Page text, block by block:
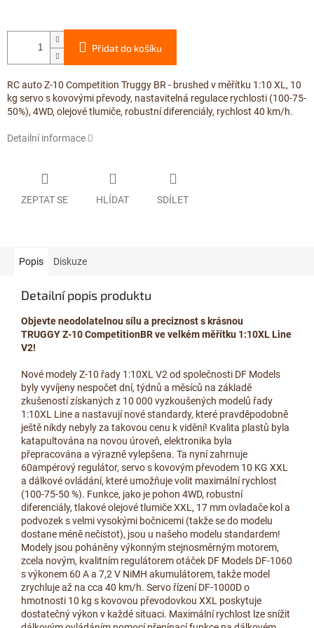
Přidat do košíku
RC auto Z-10 Competition Truggy BR - brushed v měřítku 1:10 XL, 10
kg servo s kovovými převody, nastavitelná regulace rychlosti (100-75-
50%), 4WD, olejové tlumiče, robustní diferenciály, rychlost 40 km/h.
Detailní informace
ZEPTAT SE HLÍDAT SDÍLET
Popis Diskuze
Detailní popis produktu
Objevte neodolatelnou sílu a preciznost s krásnou
TRUGGY Z-10 CompetitionBR ve velkém měřítku 1:10XL Line
V2!
Nové modely Z-10 řady 1:10XL V2 od společnosti DF Models
byly vyvíjeny nespočet dní, týdnů a měsíců na základě
zkušeností získaných z 10 000 vyzkoušených modelů řady
1:10XL Line a nastavují nové standardy, které pravděpodobně
ještě nikdy nebyly za takovou cenu k vidění! Kvalita plastů byla
katapultována na novou úroveň, elektronika byla
přepracována a výrazně vylepšena. Ta nyní zahrnuje
60ampérový regulátor, servo s kovovým převodem 10 KG XXL
a dálkové ovládání, které umožňuje volit maximální rychlost
(100-75-50 %). Funkce, jako je pohon 4WD, robustní
diferenciály, tlakové olejové tlumiče XXL, 17 mm ovladače kol a
podvozek s velmi vysokými bočnicemi (takže se do modelu
dostane méně nečistot), jsou u našeho modelu standardem!
Modely jsou poháněny výkonným stejnosměrným motorem,
zcela novým, kvalitním regulátorem otáček DF Models DF-1060
s výkonem 60 A a 7,2 V NiMH akumulátorem, takže model
zrychluje až na cca 40 km/h. Servo řízení DF-1000D o
hmotnosti 10 kg s kovovou převodovkou XXL poskytuje
dostatečný výkon v každé situaci. Maximální rychlost lze snížit